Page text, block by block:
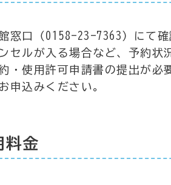
窓口（0158-23-7363）にて確
セルが入る場合など、予約状
・使用許可申請書の提出が必
申込みください。
料金